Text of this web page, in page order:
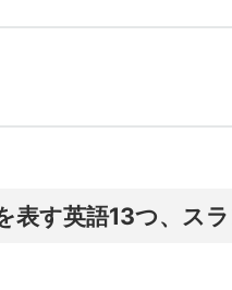
表す英語13つ、ス